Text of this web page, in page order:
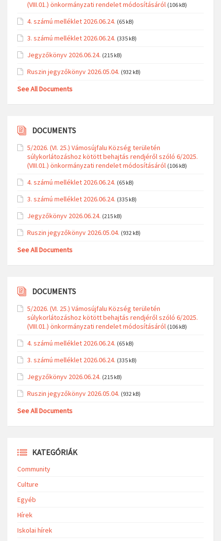
(VIII.01.) önkormányzati rendelet módosításáról (106 kB)
4. számú melléklet 2026.06.24. (65 kB)
3. számú melléklet 2026.06.24. (335 kB)
Jegyzőkönyv 2026.06.24. (215 kB)
Ruszin jegyzőkönyv 2026.05.04. (932 kB)
See All Documents
DOCUMENTS
5/2026. (VI. 25.) Vámosújfalu Község területén
súlykorlátozáshoz kötött behajtás rendjéről szóló 6/2025.
(VIII.01.) önkormányzati rendelet módosításáról (106 kB)
4. számú melléklet 2026.06.24. (65 kB)
3. számú melléklet 2026.06.24. (335 kB)
Jegyzőkönyv 2026.06.24. (215 kB)
Ruszin jegyzőkönyv 2026.05.04. (932 kB)
See All Documents
DOCUMENTS
5/2026. (VI. 25.) Vámosújfalu Község területén
súlykorlátozáshoz kötött behajtás rendjéről szóló 6/2025.
(VIII.01.) önkormányzati rendelet módosításáról (106 kB)
4. számú melléklet 2026.06.24. (65 kB)
3. számú melléklet 2026.06.24. (335 kB)
Jegyzőkönyv 2026.06.24. (215 kB)
Ruszin jegyzőkönyv 2026.05.04. (932 kB)
See All Documents
KATEGÓRIÁK
Community
Culture
Egyéb
Hírek
Iskolai hírek